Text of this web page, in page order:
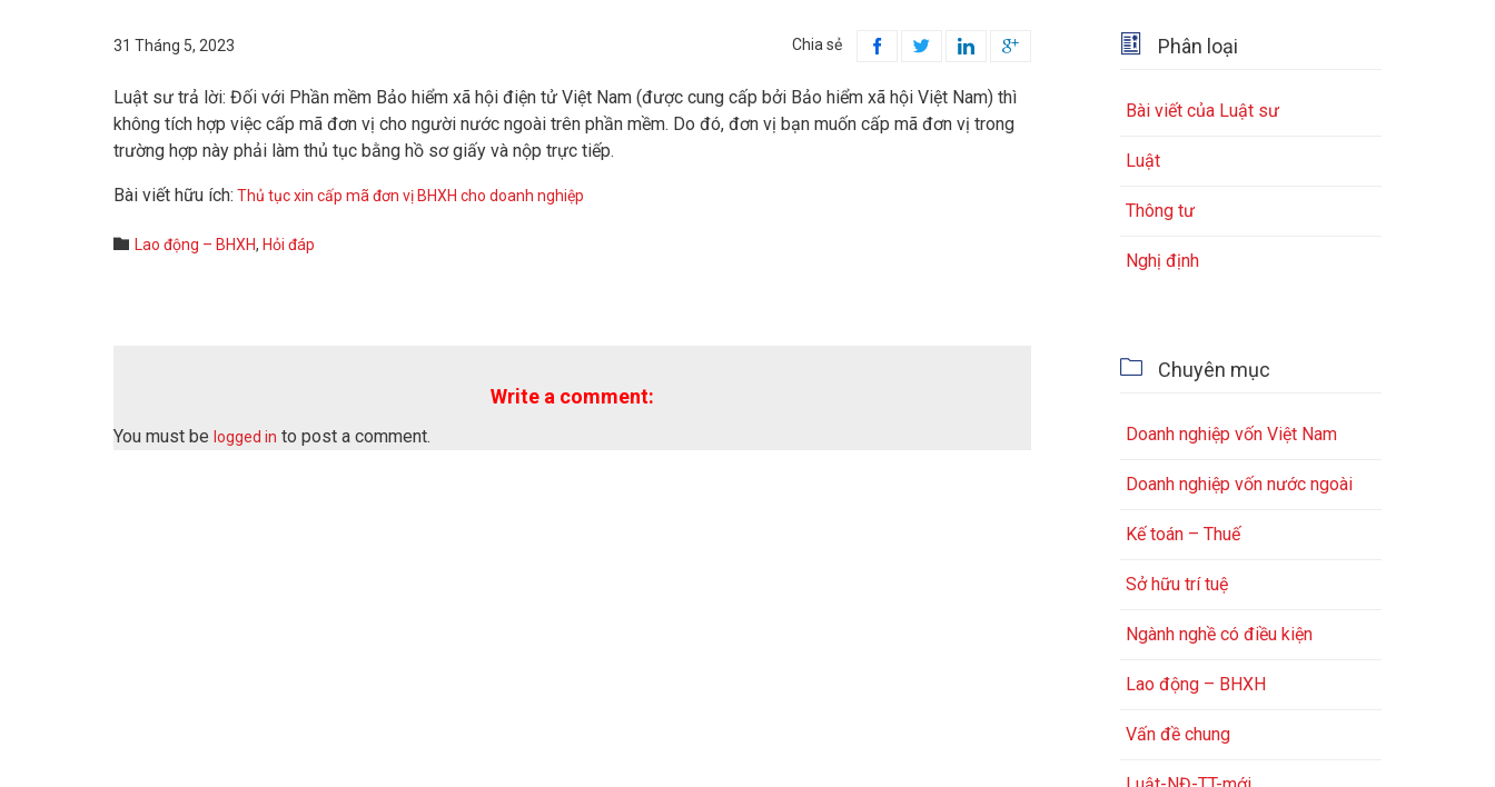
31 Tháng 5, 2023 Chia sẻ    
Luật sư trả lời: Đối với Phần mềm Bảo hiểm xã hội điện tử Việt Nam (được cung cấp bởi Bảo hiểm xã hội Việt Nam) thì
không tích hợp việc cấp mã đơn vị cho người nước ngoài trên phần mềm. Do đó, đơn vị bạn muốn cấp mã đơn vị trong
trường hợp này phải làm thủ tục bằng hồ sơ giấy và nộp trực tiếp.
Bài viết hữu ích: Thủ tục xin cấp mã đơn vị BHXH cho doanh nghiệp
 Category
Lao động – BHXH, Hỏi đáp
Write a comment:
You must be logged in to post a comment.
 Phân loại
Bài viết của Luật sư
Luật
Thông tư
Nghị định
 Chuyên mục
Doanh nghiệp vốn Việt Nam
Doanh nghiệp vốn nước ngoài
Kế toán – Thuế
Sở hữu trí tuệ
Ngành nghề có điều kiện
Lao động – BHXH
Vấn đề chung